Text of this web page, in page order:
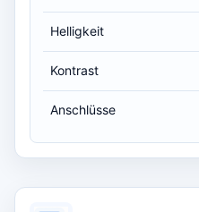
Helligkeit
Kontrast
Anschlüsse